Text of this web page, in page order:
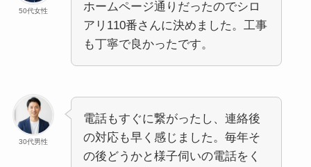
50代女性
ホームページ通りだったのでシロ
アリ110番さんに決めました。工事
も丁寧で良かったです。
30代男性
電話もすぐに繋がったし、連絡後
の対応も早く感じました。毎年そ
の後どうかと様子伺いの電話をく